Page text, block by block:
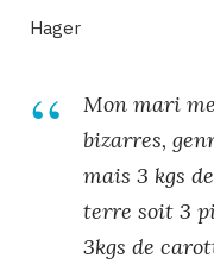
Hager
Mon mari
bizarres,
mais 3 kgs
terre soit 3
3kgs de